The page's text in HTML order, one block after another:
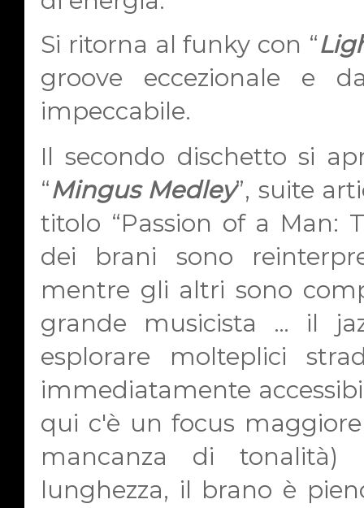
Si ritorna al funky con “
groove eccezionale e
impeccabile.
Il secondo dischetto si
“Mingus Medley”, suite
titolo “Passion of a Man:
dei brani sono
mentre gli altri sono
grande musicista … il
esplorare molteplici
immediatamente
qui c'è un focus
mancanza di tonalità)
lunghezza, il brano è